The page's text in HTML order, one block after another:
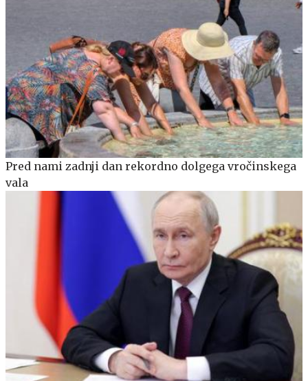
Pred nami zadnji dan rekordno dolgega vročinskega
vala